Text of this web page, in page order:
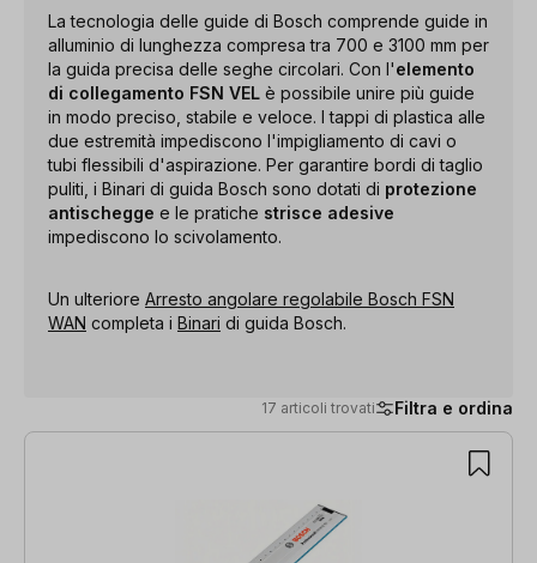
La tecnologia delle guide di Bosch comprende guide in
alluminio di lunghezza compresa tra 700 e 3100 mm per
la guida precisa delle seghe circolari. Con l'elemento
di collegamento FSN VEL è possibile unire più guide
in modo preciso, stabile e veloce. I tappi di plastica alle
due estremità impediscono l'impigliamento di cavi o
tubi flessibili d'aspirazione. Per garantire bordi di taglio
puliti, i Binari di guida Bosch sono dotati di protezione
antischegge e le pratiche strisce adesive
impediscono lo scivolamento.
Un ulteriore Arresto angolare regolabile Bosch FSN
WAN completa i Binari di guida Bosch.
17 articoli trovati Filtra e ordina
17 articoli trovati